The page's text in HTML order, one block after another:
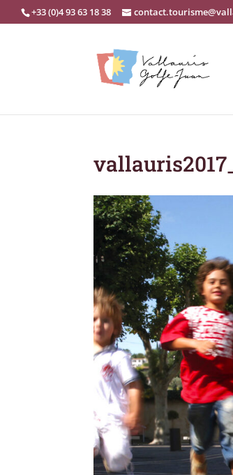
+33 (0)4 93 63 18 38